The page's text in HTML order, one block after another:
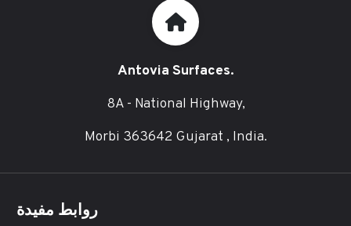
Antovia Surfaces.
8A - National Highway,
Morbi 363642 Gujarat , India.
روابط مفيدة